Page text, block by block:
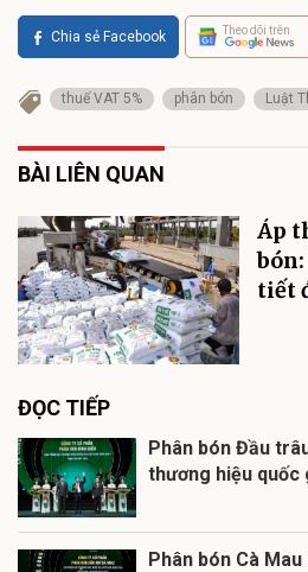
Chia sẻ Facebook Theo dõi trên
thuế VAT 5% phân bón Luật
BÀI LIÊN QUAN
Áp
tiết
ĐỌC TIẾP
Phân bón Đầu
thương hiệu quốc
Phân bón Cà